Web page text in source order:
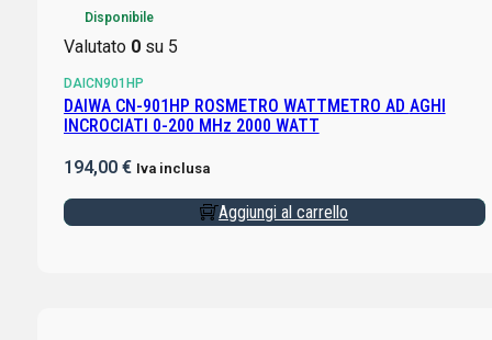
Disponibile
Valutato 0su 5
DAICN901HP
DAIWA CN-901HP ROSMETRO WATTMETRO AD AGHI
INCROCIATI 0-200 MHz 2000 WATT
194,00 € Iva inclusa
Aggiungi al carrello